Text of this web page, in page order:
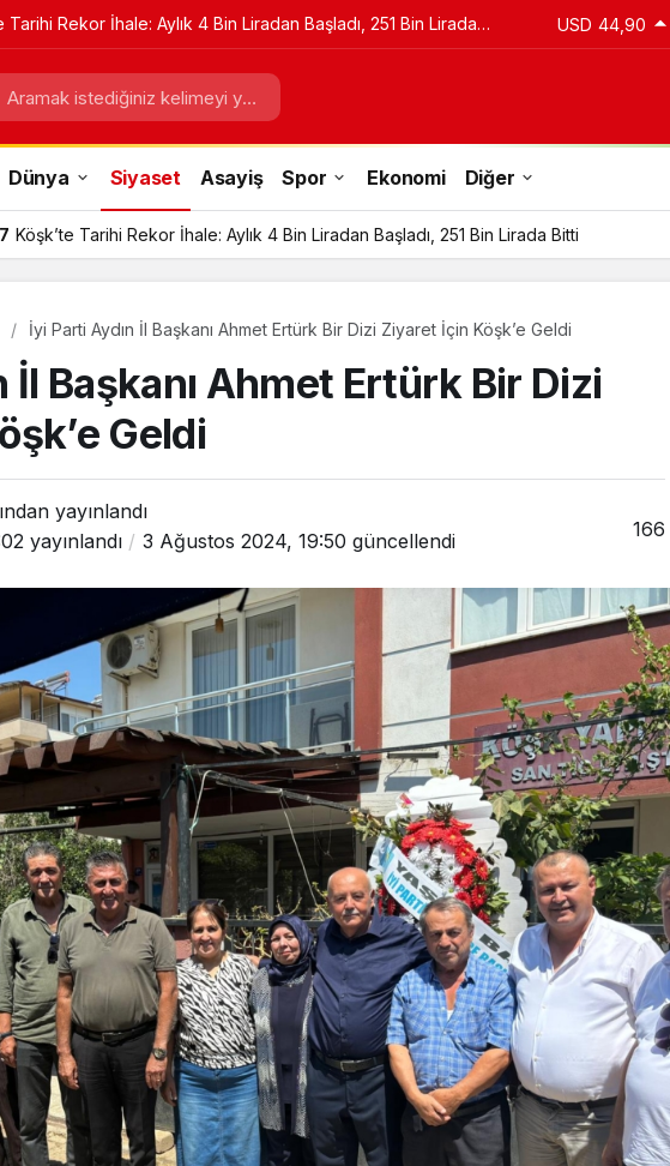
Tarihi Rekor İhale: Aylık 4 Bin Liradan Başladı, 251 Bin Lirada USD 44,90
Dünya Siyaset Asayiş Spor Ekonomi Diğer
Köşk’te Tarihi Rekor İhale: Aylık 4 Bin Liradan Başladı, 251 Bin Lirada Bitti
İyi Parti Aydın İl Başkanı Ahmet Ertürk Bir Dizi Ziyaret İçin Köşk’e Geldi
İl Başkanı Ahmet Ertürk Bir Dizi
Geldi
yayınlandı
yayınlandı 3 Ağustos 2024, 19:50 güncellendi 166
İlçe Başkanlığı’na
Soylu Atandı
Gündem
Köşk’te Tarihi Rekor İhale:
Aylık 4 Bin Liradan Başladı,
251 Bin Lirada Bitti